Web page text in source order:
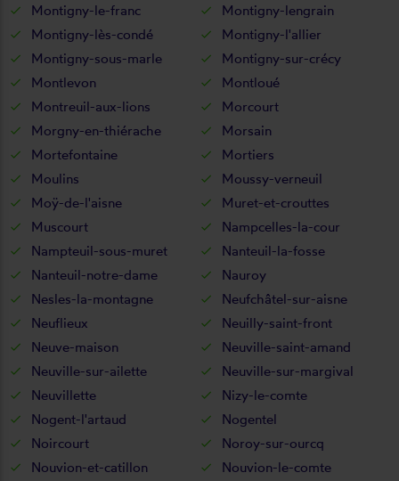
Montigny-le-franc
Montigny-lengrain
Montigny-lès-condé
Montigny-l'allier
Montigny-sous-marle
Montigny-sur-crécy
Montlevon
Montloué
Montreuil-aux-lions
Morcourt
Morgny-en-thiérache
Morsain
Mortefontaine
Mortiers
Moulins
Moussy-verneuil
Moÿ-de-l'aisne
Muret-et-crouttes
Muscourt
Nampcelles-la-cour
Nampteuil-sous-muret
Nanteuil-la-fosse
Nanteuil-notre-dame
Nauroy
Nesles-la-montagne
Neufchâtel-sur-aisne
Neuflieux
Neuilly-saint-front
Neuve-maison
Neuville-saint-amand
Neuville-sur-ailette
Neuville-sur-margival
Neuvillette
Nizy-le-comte
Nogent-l'artaud
Nogentel
Noircourt
Noroy-sur-ourcq
Nouvion-et-catillon
Nouvion-le-comte